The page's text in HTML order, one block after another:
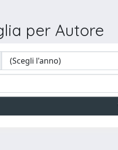
per Autore